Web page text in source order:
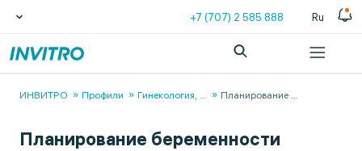
+7 (707) 2 585 888 Ru
ИНВИТРО Профили Гинекология, ... Планирование ...
Планирование беременности